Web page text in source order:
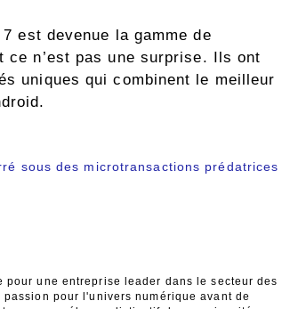
est devenue la gamme de
n’est pas une surprise. Ils ont
uniques qui combinent le meilleur
sous des microtransactions prédatrices
une entreprise leader dans le secteur des
pour l'univers numérique avant de